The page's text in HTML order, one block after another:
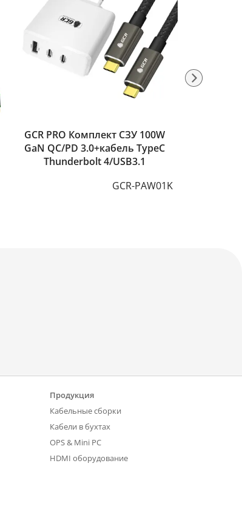
GCR PRO Комплект СЗУ 100W
GaN QC/PD 3.0+кабель TypeC
Thunderbolt 4/USB3.1
GCR-PAW01K
Продукция
Кабельные сборки
Кабели в бухтах
OPS & Mini PC
HDMI оборудование